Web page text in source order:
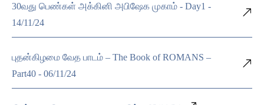
30வது பெண்கள் அக்கினி அபிஷேக முகாம் - Day1 -
14/11/24
புதன்கிழமை வேத பாடம் – The Book of ROMANS –
Part40 - 06/11/24